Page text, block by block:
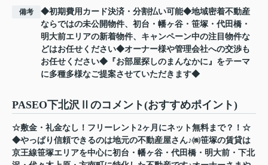
備考
◆初期費用カード決済・分割払い可能◆地域密着不動産
ならではの未公開物件、初台・幡ヶ谷・笹塚・代田橋・
明大前エリアの新着物件、キャンペーン中の注目物件な
どはお任せください◆オーナー様や管理会社への交渉も
お任せください◆『お部屋探しのまんなかに』をテーマ
に多種多様なご提案させていただきます◆
PASEO下北沢Ⅱのコメント(おすすめポイント)
☆敷金・礼金なし！フリーレント2ヶ月にネット無料まで？！☆
◆やっぱり信頼できるのは地元の不動産屋さん♪㈱笹塚の賃貸は
京王線笹塚エリアを中心に初台・幡ヶ谷・代田橋・明大前・下北